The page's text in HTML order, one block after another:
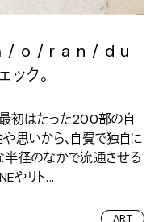
/ o / r a n / d u
ック。
初はたった200部の自
思いから、自費で独自に
半径のなかで流通させる
やリト...
ART